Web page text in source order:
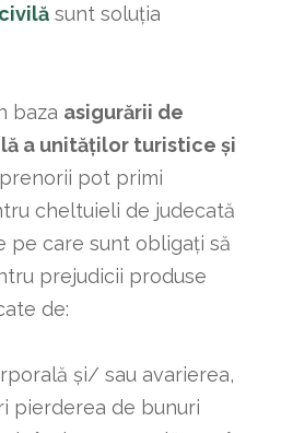
sunt soluția
baza asigurării de
a unităţilor turistice și
pot primi
cheltuieli de judecată
pe care sunt obligați să
prejudicii produse
de:
şi/ sau avarierea,
pierderea de bunuri